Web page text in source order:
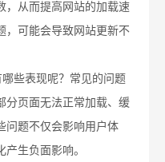
，从而提高网站的加载速
，可能会导致网站更新不
些表现呢？常见的问题
分页面无法正常加载、缓
问题不仅会影响用户体
生负面影响。